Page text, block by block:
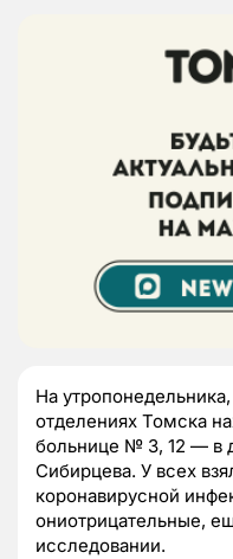
На
отделениях Томска
больнице № 3, 12 — в
Сибирцева. У всех
коронавирусной
ониотрицательные,
исследовании.